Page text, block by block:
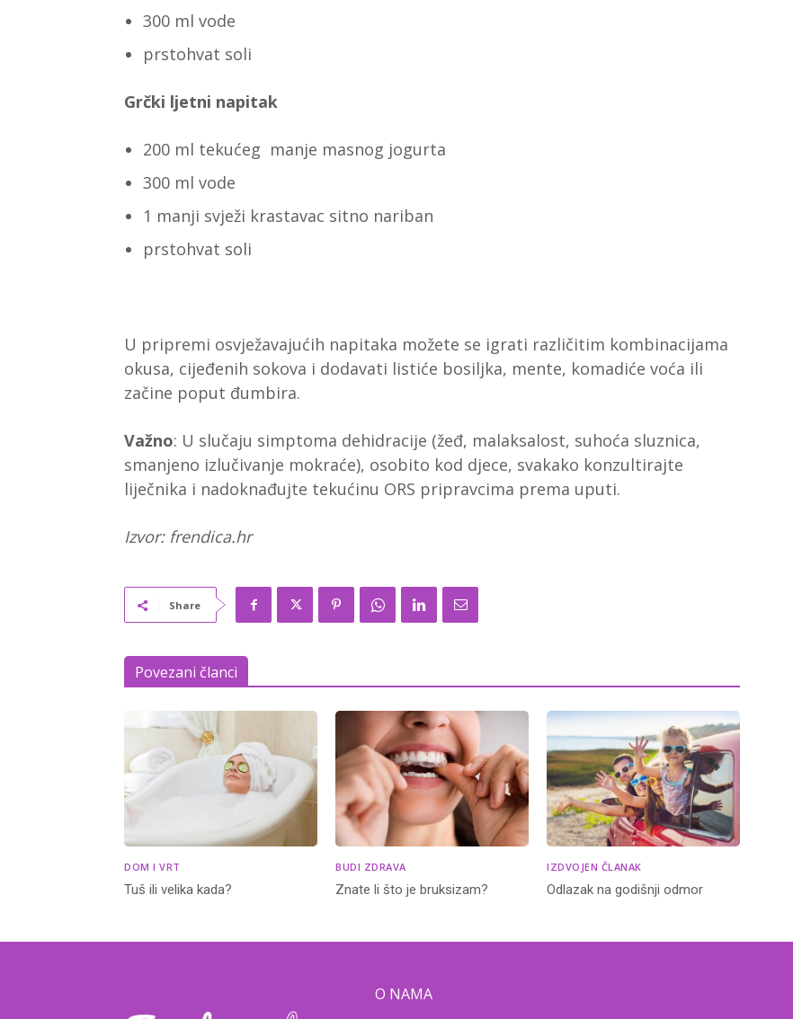
300 ml vode
prstohvat soli
Grčki ljetni napitak
200 ml tekućeg manje masnog jogurta
300 ml vode
1 manji svježi krastavac sitno nariban
prstohvat soli
U pripremi osvježavajućih napitaka možete se igrati različitim kombinacijama
okusa, cijeđenih sokova i dodavati listiće bosiljka, mente, komadiće voća ili
začine poput đumbira.
Važno: U slučaju simptoma dehidracije (žeđ, malaksalost, suhoća sluznica,
smanjeno izlučivanje mokraće), osobito kod djece, svakako konzultirajte
liječnika i nadoknađujte tekućinu ORS pripravcima prema uputi.
Izvor: frendica.hr
Share
Povezani članci
DOM I VRT
Tuš ili velika kada?
BUDI ZDRAVA
Znate li što je bruksizam?
IZDVOJEN ČLANAK
Odlazak na godišnji odmor
O NAMA